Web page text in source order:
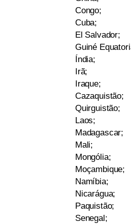
Congo;
Cuba;
El Salvador;
Guiné
Índia;
Irã;
Iraque;
Cazaquistão;
Quirguistão;
Laos;
Madagascar;
Mali;
Mongólia;
Moçambique;
Namíbia;
Nicarágua;
Paquistão;
Senegal;